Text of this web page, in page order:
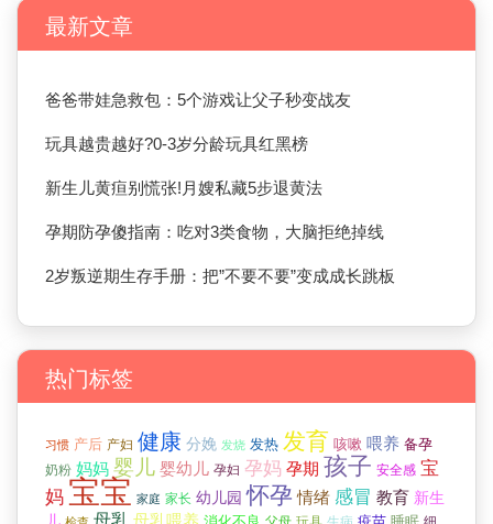
最新文章
爸爸带娃急救包：5个游戏让父子秒变战友
玩具越贵越好?0-3岁分龄玩具红黑榜
新生儿黄疸别慌张!月嫂私藏5步退黄法
孕期防孕傻指南：吃对3类食物，大脑拒绝掉线
2岁叛逆期生存手册：把”不要不要”变成成长跳板
热门标签
习惯 产后 产妇 健康 分娩 发烧 发热 发育 咳嗽 喂养 备孕
奶粉 妈妈 婴儿 婴幼儿 孕妇 孕妈 孕期 孩子 安全感 宝
妈 宝宝 家庭 家长 幼儿园 怀孕 情绪 感冒 教育 新生
儿 检查 母乳 母乳喂养 生病